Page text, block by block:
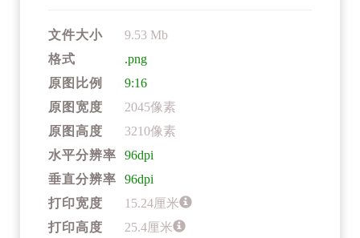
文件大小
9.53 Mb
格式
.png
原图比例
9:16
原图宽度
2045像素
原图高度
3210像素
水平分辨率
96dpi
垂直分辨率
96dpi
打印宽度
15.24厘米
打印高度
25.4厘米